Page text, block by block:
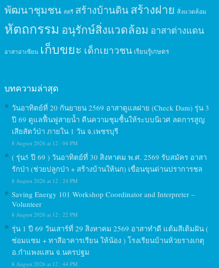
พัฒนาชุมชน สตรี สร้างบ้านดินสร้างฝาย สิ่งแวดล้อม
หัตถกรรม อนุรักษ์สิ่งแวดล้อม อาสาต่างแดน
อาสาอาเซียน เก็บขยะ เด็กเยาวชน เรียนรู้เกษตร
บทความล่าสุด
วันอาทิตย์ที่ 20 กันยายน 2569 อาสาดูแลฝาย (Check Dam) รุ่น 3
ปี 69 ดูแลฟื้นฟูสายน้ำ คืนความชุมชื้นให้ระบบนิเวศ ลดการสูญ
เสียสัตว์ป่า ภายใน 1 วัน จ.เพชรบุรี
8 August 2026 at 12 : 04 PM
( รุ่น5 ปี 69 ) วันอาทิตย์ที่ 30 สิงหาคม พ.ศ. 2569 รับสมัคร อาสา
รักป่า (ช่วยปลูกป่า + สร้างบ้านให้นก) เขื่อนขุนด่านปราการชล
8 August 2026 at 12 : 24 PM
Saving Energy 101 Workshop Coordinator and Interpreter –
Volunteer
8 August 2026 at 12 : 22 PM
รุ่น 1 ปี 69 วันเสาร์ที่ 29 สิงหาคม 2569 อาสาทำดี แต้มสีเติมฝัน (
ซ่อมแซม + ทาสีอาคารเรียน ให้น้อง ) โรงเรียนบ้านห้วยรางเกตุ
อ.กำแพงแสน จ.นครปฐม
8 August 2026 at 12 : 44 PM